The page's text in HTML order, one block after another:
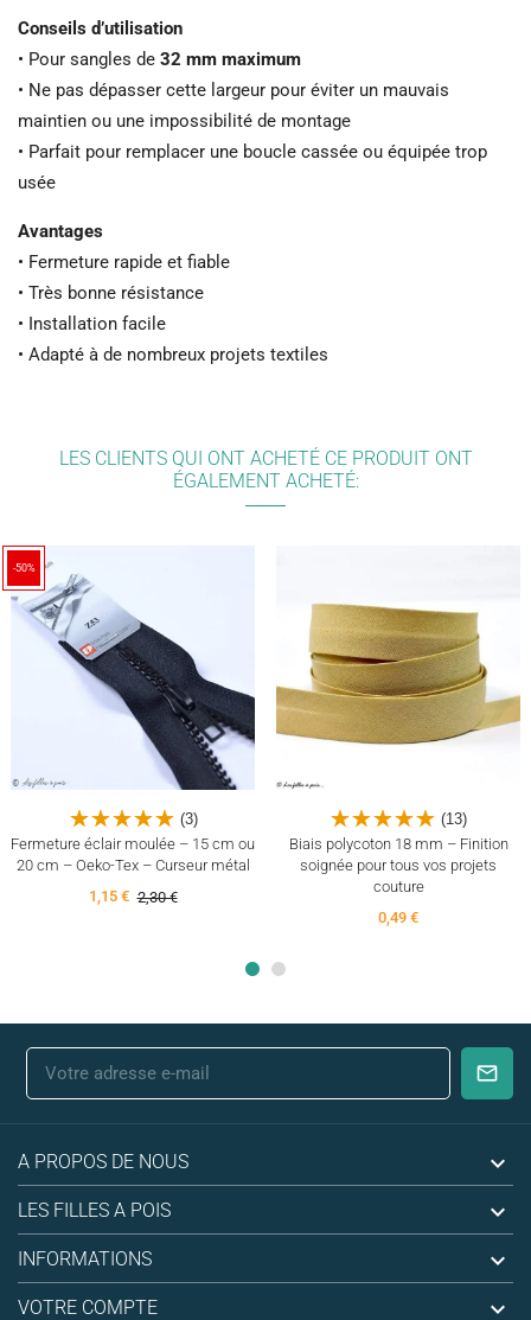
Conseils d’utilisation
• Pour sangles de 32 mm maximum
• Ne pas dépasser cette largeur pour éviter un mauvais
maintien ou une impossibilité de montage
• Parfait pour remplacer une boucle cassée ou équipée trop
usée
Avantages
• Fermeture rapide et fiable
• Très bonne résistance
• Installation facile
• Adapté à de nombreux projets textiles
(25)
LES CLIENTS QUI ONT ACHETÉ CE PRODUIT ONT
ÉGALEMENT ACHETÉ:
-50%
(3)
Fermeture éclair moulée – 15 cm ou
20 cm – Oeko-Tex – Curseur métal
1,15 € 2,30 €
(13)
Biais polycoton 18 mm – Finition
soignée pour tous vos projets
couture
0,49 €
A PROPOS DE NOUS 
LES FILLES A POIS 
INFORMATIONS 
VOTRE COMPTE 